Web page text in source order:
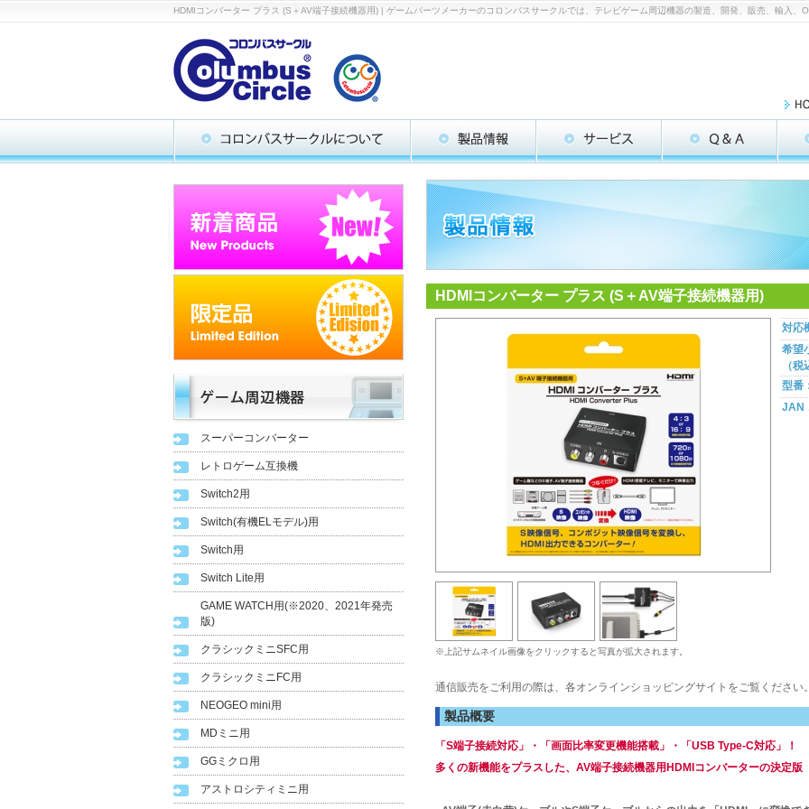
HDMIコンバーター プラス (S＋AV端子接続機器用) | ゲームパーツメーカーのコロンバスサークルでは、テレビゲーム周辺機器の製造、開発、販売、輸入、
スーパーコンバーター
レトロゲーム互換機
Switch2用
Switch(有機ELモデル)用
Switch用
Switch Lite用
GAME WATCH用(※2020、2021年発売
版)
クラシックミニSFC用
クラシックミニFC用
NEOGEO mini用
MDミニ用
GGミクロ用
アストロシティミニ用
HDMIコンバーター プラス (S＋AV端子接続機器用)
※上記サムネイル画像をクリックすると写真が拡大されます。
対応
希望
（税
型番
JAN
通信販売をご利用の際は、各オンラインショッピングサイトをご覧ください。
製品概要
「S端子接続対応」・「画面比率変更機能搭載」・「USB Type-C対応」！
多くの新機能をプラスした、AV端子接続機器用HDMIコンバーターの決定版